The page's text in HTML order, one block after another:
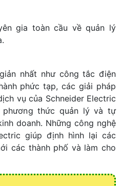
gia toàn cầu về quản lý
nhất như công tắc điện
phức tạp, các giải pháp
vụ của Schneider Electric
phương thức quản lý và tự
doanh. Những công nghệ
giúp định hình lại các
các thành phố và làm cho